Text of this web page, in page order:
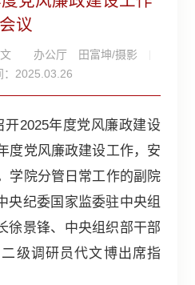
会议
/文 办公厅 田富坤/摄影
：2025.03.26
2025年度党风廉政建设
度党风廉政建设工作，安
学院分管日常工作的副院
央纪委国家监委驻中央组
徐景锋、中央组织部干部
级调研员代文博出席指